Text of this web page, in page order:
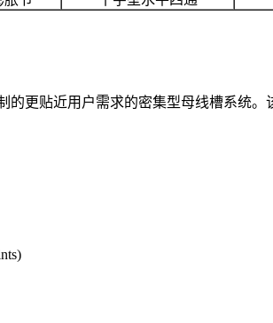
的更贴近用户需求的密集型母线槽系统